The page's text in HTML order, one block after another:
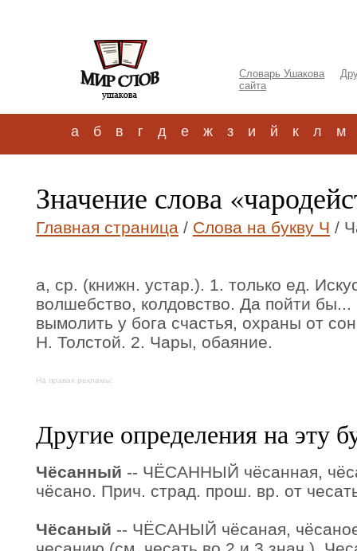
Словарь Ушакова
сайта
а б в г д е ж з и й к л м
Значение слова
Главная страница / Слова на букву Ч /
а, ср. (книжн. устар.). 1. только ед.
волшебство, колдовство. Да пойти
вымолить у бога счастья, охраны от
Н. Толстой. 2. Чары, обаяние.
На правах рекламы:
Другие определения на эту
Чёсанный -- ЧЁСАННЫЙ чёсанная,
чёсано. Прич. страд. прош. вр. от
Чёсаный -- ЧЁСАНЫЙ чёсаная,